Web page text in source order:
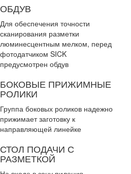
ОБДУВ
Для обеспечения точности
сканирования разметки
люминесцентным мелком, перед
фотодатчиком SICK
предусмотрен обдув
БОКОВЫЕ ПРИЖИМНЫЕ
РОЛИКИ
Группа боковых роликов надежно
прижимает заготовку к
направляющей линейке
СТОЛ ПОДАЧИ С
РАЗМЕТКОЙ